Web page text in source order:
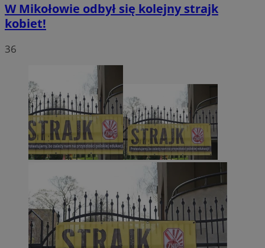
W Mikołowie odbył się kolejny strajk
kobiet!
36